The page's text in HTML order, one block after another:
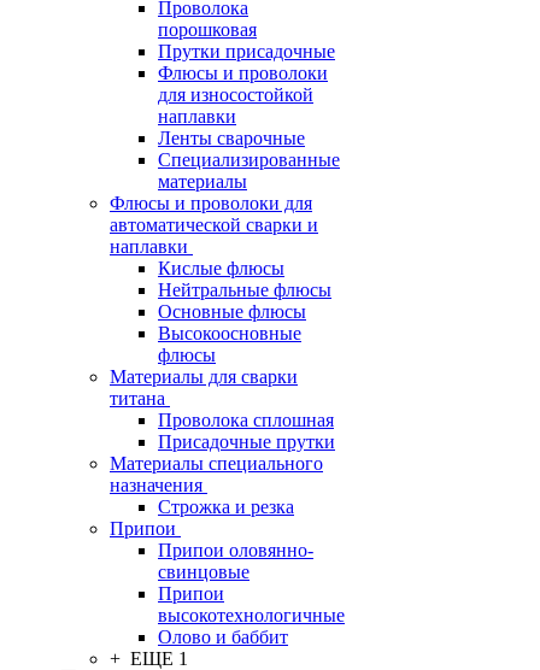
Проволока
порошковая
Прутки присадочные
Флюсы и проволоки
для износостойкой
наплавки
Ленты сварочные
Специализированные
материалы
Флюсы и проволоки для
автоматической сварки и
наплавки
Кислые флюсы
Нейтральные флюсы
Основные флюсы
Высокоосновные
флюсы
Материалы для сварки
титана
Проволока сплошная
Присадочные прутки
Материалы специального
назначения
Строжка и резка
Припои
Припои оловянно-
свинцовые
Припои
высокотехнологичные
Олово и баббит
+ ЕЩЕ 1